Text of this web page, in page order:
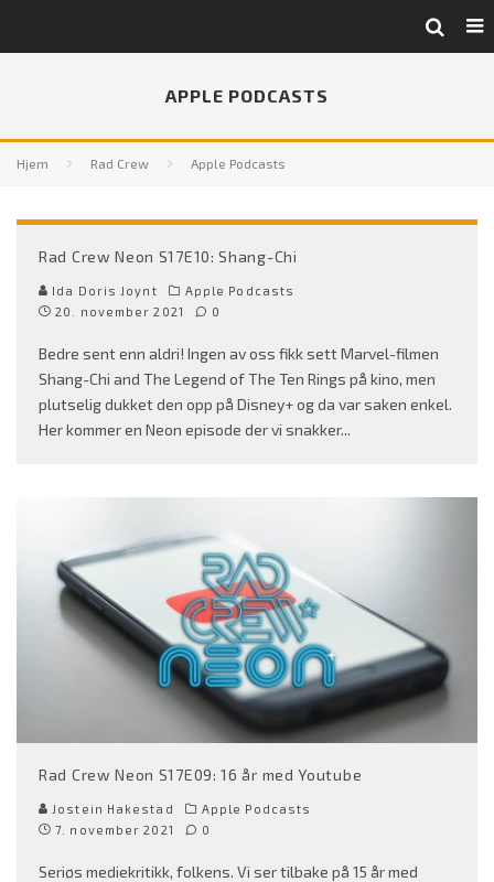
APPLE PODCASTS
Hjem Rad Crew Apple Podcasts
Rad Crew Neon S17E10: Shang-Chi
Ida Doris Joynt
Apple Podcasts
20. november 2021
0
Bedre sent enn aldri! Ingen av oss fikk sett Marvel-filmen
Shang-Chi and The Legend of The Ten Rings på kino, men
plutselig dukket den opp på Disney+ og da var saken enkel.
Her kommer en Neon episode der vi snakker...
Rad Crew Neon S17E09: 16 år med Youtube
Jostein Hakestad
Apple Podcasts
7. november 2021
0
Seriøs mediekritikk, folkens. Vi ser tilbake på 15 år med